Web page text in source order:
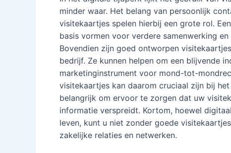
minder waar. Het belang van persoonlijk
visitekaartjes spelen hierbij een grote rol.
basis vormen voor verdere samenwerking
Bovendien zijn goed ontworpen
bedrijf. Ze kunnen helpen om een blijvende
marketinginstrument voor mond-tot-
visitekaartjes kan daarom cruciaal zijn bij
belangrijk om ervoor te zorgen dat uw
informatie verspreidt. Kortom, hoewel
leven, kunt u niet zonder goede
zakelijke relaties en netwerken.